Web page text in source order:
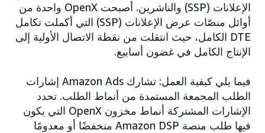
الإعلانات (SSP) والناشرين. أصبحت OpenX واحدة من
أوائل منصّات عرض الإعلانات (SSP) التي أكملت تكامل
DTE الكامل، حيث انتقلت من نقطة الاتصال الأولية إلى
الإنتاج الكامل في غضون أسابيع.
فيما يلي كيفية العمل: تشارك Amazon Ads إشارات
الطلب المجمعة المستمدة من أنماط الطلب. تحدد
الإشارات المشتركة أنماط مخزون OpenX التي يكون
فيها طلب منصة Amazon DSP منخفضًا أو معدومًا